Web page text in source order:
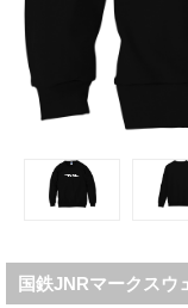
国鉄JNRマークスウ